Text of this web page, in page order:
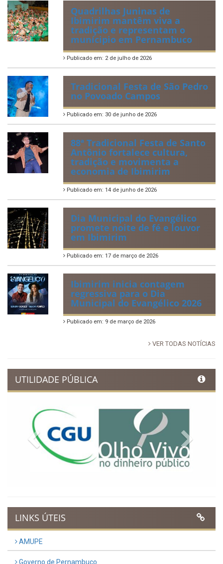
Quadrilhas Juninas de
Ibimirim mantêm viva a
tradição e representam o
munícipio em Pernambuco
Publicado em: 2 de julho de 2026
Tradicional Festa de São Pedro
no Povoado Campos
Publicado em: 30 de junho de 2026
88ª Tradicional Festa de Santo
Antônio fortalece cultura,
tradição e movimenta a
economia de Ibimirim
Publicado em: 14 de junho de 2026
Dia Municipal do Evangélico
promete noite de fé e louvor
em Ibimirim
Publicado em: 17 de março de 2026
Ibimirim inicia contagem
regressiva para o Dia
Municipal do Evangélico 2026
Publicado em: 9 de março de 2026
VER TODAS NOTÍCIAS
UTILIDADE PÚBLICA
Previous
LINKS ÚTEIS
AMUPE
Governo de Pernambuco